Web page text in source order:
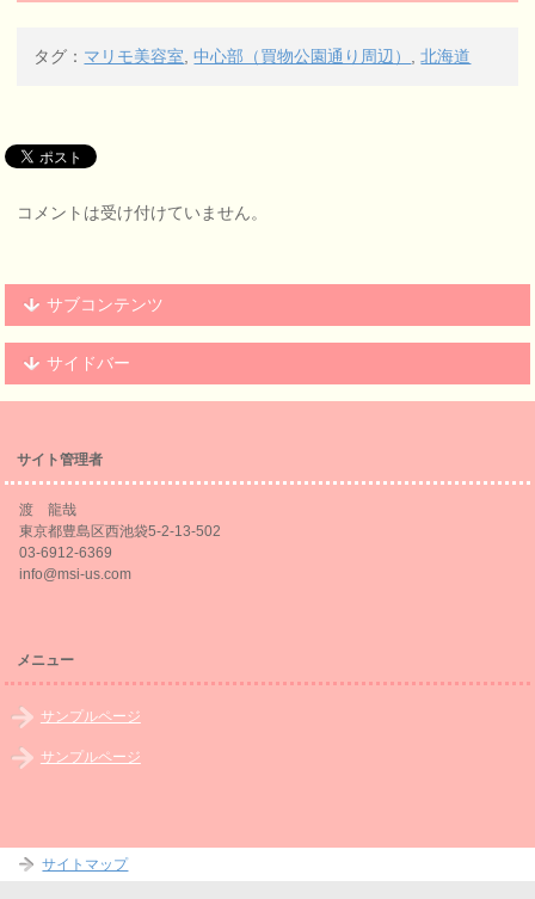
タグ： マリモ美容室 ,中心部（買物公園通り周辺） ,北海道
コメントは受け付けていません。
サブコンテンツ
サイドバー
サイト管理者
渡 龍哉
東京都豊島区西池袋5-2-13-502
03-6912-6369
info@msi-us.com
メニュー
サンプルページ
サンプルページ
サイトマップ